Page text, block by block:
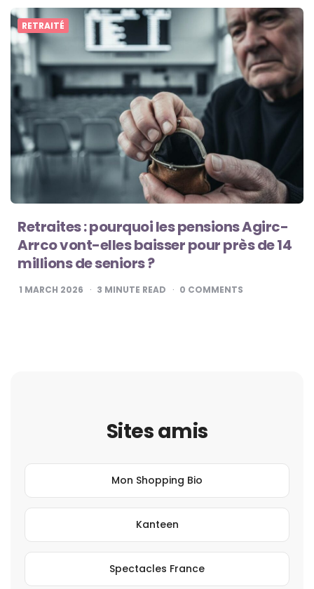
RETRAITÉ
Retraites : pourquoi les pensions Agirc-
Arrco vont-elles baisser pour près de 14
millions de seniors ?
1 MARCH 2026 3 MINUTE READ 0 COMMENTS
Sites amis
Mon Shopping Bio
Kanteen
Spectacles France